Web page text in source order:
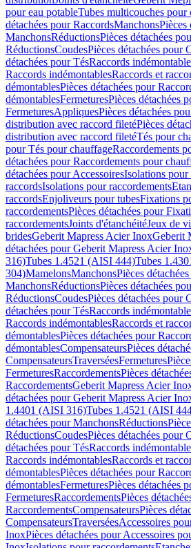
pour eau potableTubes multicouches pour
détachées pour RaccordsManchonsPièces
ManchonsRéductionsPièces détachées
RéductionsCoudesPièces détachées pour
détachées pour TésRaccords
Raccords indémontablesRaccords et
démontablesPièces détachées pour
démontablesFermeturesPièces détachées
FermeturesAppliquesPièces détachées
distribution avec raccord filetéPièces
distribution avec raccord filetéTés pour
pour Tés pour chauffageRaccordements
détachées pour Raccordements pour
détachées pour AccessoiresIsolations pour
raccordsIsolations pour raccordements
raccordsEnjoliveurs pour tubesFixations
raccordementsPièces détachées pour
raccordementsJoints d'étanchéitéJeux de
bridesGeberit Mapress Acier InoxGeberit
détachées pour Geberit Mapress Acier
316)Tubes 1.4521 (AISI 444)Tubes
304)MamelonsManchonsPièces
ManchonsRéductionsPièces détachées
RéductionsCoudesPièces détachées pour
détachées pour TésRaccords
Raccords indémontablesRaccords et
démontablesPièces détachées pour
démontablesCompensateursPièces
CompensateursTraverséesFermetures
FermeturesRaccordementsPièces
RaccordementsGeberit Mapress Acier
détachées pour Geberit Mapress Acier
1.4401 (AISI 316)Tubes 1.4521 (AISI
détachées pour ManchonsRéductions
RéductionsCoudesPièces détachées pour
détachées pour TésRaccords
Raccords indémontablesRaccords et
démontablesPièces détachées pour
démontablesFermeturesPièces détachées
FermeturesRaccordementsPièces
RaccordementsCompensateursPièces
CompensateursTraverséesAccessoires
InoxPièces détachées pour Accessoires